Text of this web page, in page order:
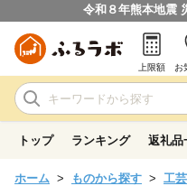
令和８年熊本地震
上限額 お
トップ ランキング 返礼品
ホーム ものから探す 工